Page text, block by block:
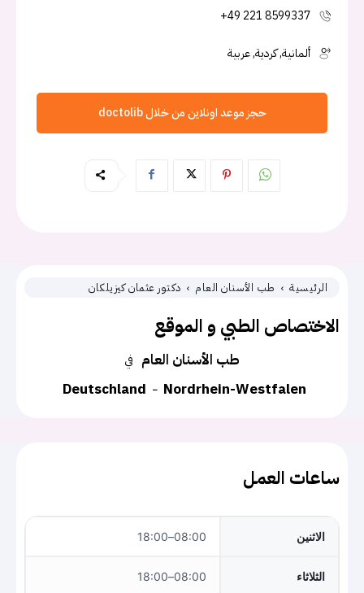
الرئيسية طب الأسنان العام دكتور عثمان كيزيلكان
الاختصاص الطبي و الموقع
في طب الأسنان العام
Deutschland
Nordrhein-Westfalen
ساعات العمل
الاثنين 08:00–18:00
الثلاثاء 08:00–18:00
+49 221 8599337
ألمانية, كردية, عربية
حجز موعد اونلاين من خلال doctolib